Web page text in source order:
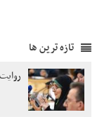
تازه ترین ها